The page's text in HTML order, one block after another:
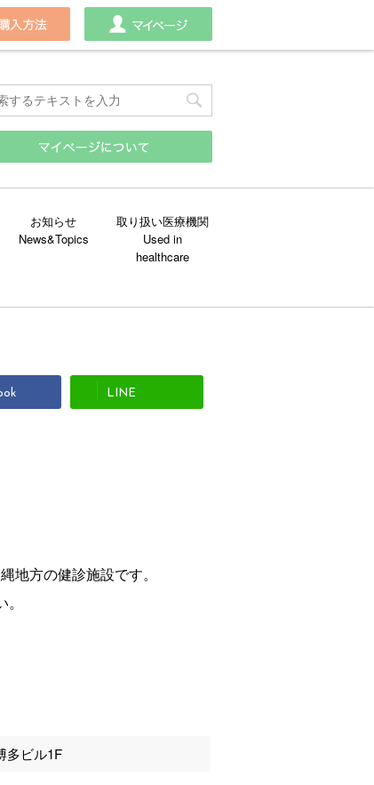
ご購入方法 マイページ
お知らせ 取り扱い医療機関
LINE
地方の健診施設です。
多ビル1F